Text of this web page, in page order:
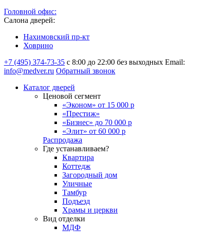
Головной офис:
Салона дверей:
Нахимовский пр-кт
Ховрино
+7 (495) 374-73-35 с 8:00 до 22:00 без выходных Email:
info@medver.ru Обратный звонок
Каталог дверей
Ценовой сегмент
«Эконом» от 15 000 р
«Престиж»
«Бизнес» до 70 000 р
«Элит» от 60 000 р
Распродажа
Где устанавливаем?
Квартира
Коттедж
Загородный дом
Уличные
Тамбур
Подъезд
Храмы и церкви
Вид отделки
МДФ